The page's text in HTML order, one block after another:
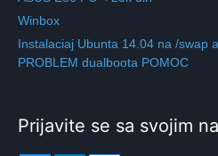
Winbox
Instalaciaj Ubunta 14.04 na /swap
PROBLEM dualboota POMOC
Prijavite se sa svojim